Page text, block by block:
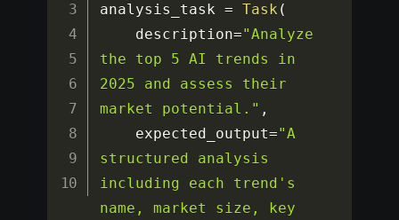
analysis_task = Task (
    description
="Analyze
the top 5 AI trends in
2025 and assess their
market potential." ,
    expected_output
="A
structured analysis
including each trend's
name, market size, key